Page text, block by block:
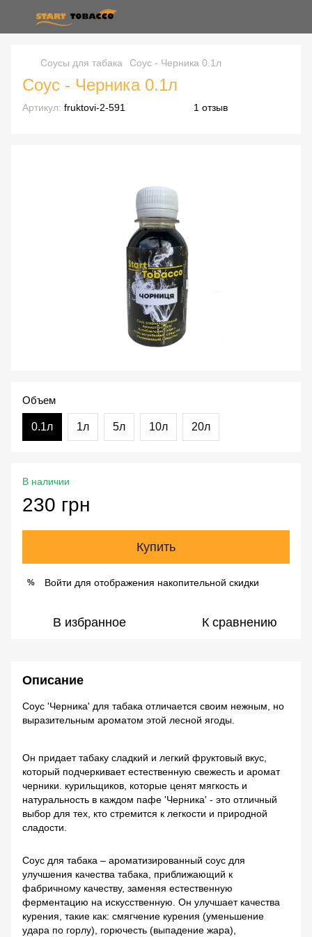
Соусы для табака Соус - Черника 0.1л
Соус - Черника 0.1л
Артикул: fruktovi-2-591 1 отзыв
Объем
0.1л 1л 5л 10л 20л
В наличии
230 грн
Купить
% Войти для отображения накопительной скидки
В избранное К сравнению
Описание
Соус 'Черника' для табака отличается своим нежным, но
выразительным ароматом этой лесной ягоды.
Он придает табаку сладкий и легкий фруктовый вкус,
который подчеркивает естественную свежесть и аромат
черники. курильщиков, которые ценят мягкость и
натуральность в каждом пафе 'Черника' - это отличный
выбор для тех, кто стремится к легкости и природной
сладости.
Соус для табака – ароматизированный соус для
улучшения качества табака, приближающий к
фабричному качеству, заменяя естественную
ферментацию на искусственную. Он улучшает качества
курения, такие как: смягчение курения (уменьшение
удара по горлу), горючесть (выпадение жара),